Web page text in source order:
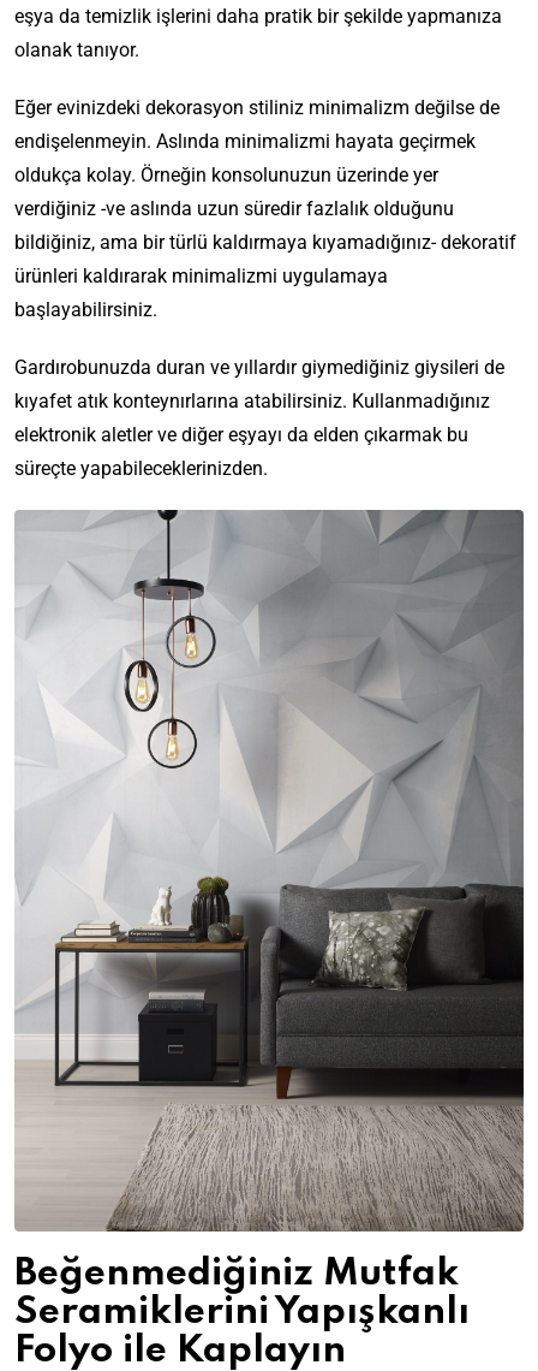
eşya da temizlik işlerini daha pratik bir şekilde yapmanıza
olanak tanıyor.
Eğer evinizdeki dekorasyon stiliniz minimalizm değilse de
endişelenmeyin. Aslında minimalizmi hayata geçirmek
oldukça kolay. Örneğin konsolunuzun üzerinde yer
verdiğiniz -ve aslında uzun süredir fazlalık olduğunu
bildiğiniz, ama bir türlü kaldırmaya kıyamadığınız- dekoratif
ürünleri kaldırarak minimalizmi uygulamaya
başlayabilirsiniz.
Gardırobunuzda duran ve yıllardır giymediğiniz giysileri de
kıyafet atık konteynırlarına atabilirsiniz. Kullanmadığınız
elektronik aletler ve diğer eşyayı da elden çıkarmak bu
süreçte yapabileceklerinizden.
Beğenmediğiniz Mutfak
Seramiklerini Yapışkanlı
Folyo ile Kaplayın